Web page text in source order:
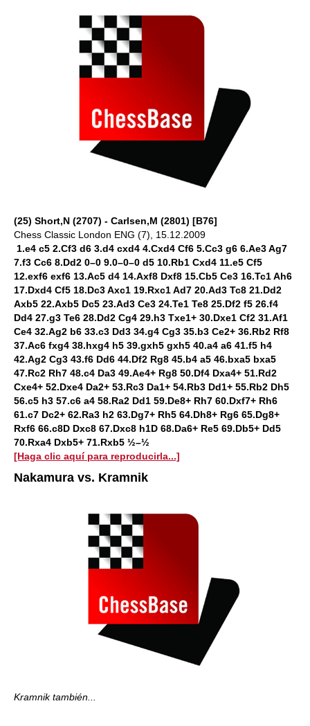
(25) Short,N (2707) - Carlsen,M (2801) [B76]
Chess Classic London ENG (7), 15.12.2009
1.e4 c5 2.Cf3 d6 3.d4 cxd4 4.Cxd4 Cf6 5.Cc3 g6 6.Ae3 Ag7
7.f3 Cc6 8.Dd2 0–0 9.0–0–0 d5 10.Rb1 Cxd4 11.e5 Cf5
12.exf6 exf6 13.Ac5 d4 14.Axf8 Dxf8 15.Cb5 Ce3 16.Tc1 Ah6
17.Dxd4 Cf5 18.Dc3 Axc1 19.Rxc1 Ad7 20.Ad3 Tc8 21.Dd2
Axb5 22.Axb5 Dc5 23.Ad3 Ce3 24.Te1 Te8 25.Df2 f5 26.f4
Dd4 27.g3 Te6 28.Dd2 Cg4 29.h3 Txe1+ 30.Dxe1 Cf2 31.Af1
Ce4 32.Ag2 b6 33.c3 Dd3 34.g4 Cg3 35.b3 Ce2+ 36.Rb2 Rf8
37.Ac6 fxg4 38.hxg4 h5 39.gxh5 gxh5 40.a4 a6 41.f5 h4
42.Ag2 Cg3 43.f6 Dd6 44.Df2 Rg8 45.b4 a5 46.bxa5 bxa5
47.Rc2 Rh7 48.c4 Da3 49.Ae4+ Rg8 50.Df4 Dxa4+ 51.Rd2
Cxe4+ 52.Dxe4 Da2+ 53.Rc3 Da1+ 54.Rb3 Dd1+ 55.Rb2 Dh5
56.c5 h3 57.c6 a4 58.Ra2 Dd1 59.De8+ Rh7 60.Dxf7+ Rh6
61.c7 Dc2+ 62.Ra3 h2 63.Dg7+ Rh5 64.Dh8+ Rg6 65.Dg8+
Rxf6 66.c8D Dxc8 67.Dxc8 h1D 68.Da6+ Re5 69.Db5+ Dd5
70.Rxa4 Dxb5+ 71.Rxb5 ½–½
[Haga clic aquí para reproducirla...]
Nakamura vs. Kramnik
Kramnik también...